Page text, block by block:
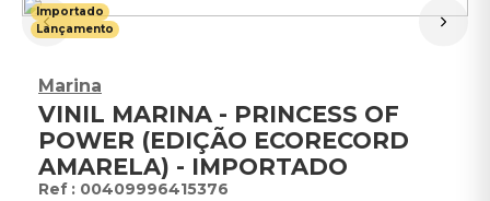
Importado
Lançamento
Marina
VINIL MARINA - PRINCESS OF
POWER (EDIÇÃO ECORECORD
AMARELA) - IMPORTADO
: 00409996415376